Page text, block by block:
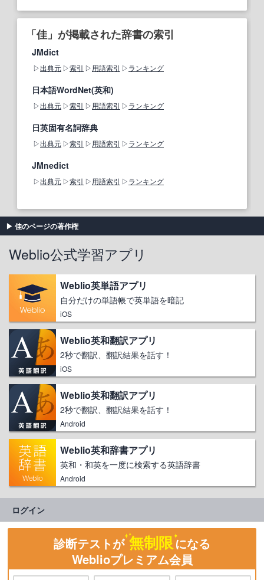
「佳」が掲載された辞書の索引
JMdict
出典元 索引 用語索引 ランキング
日本語WordNet(英和)
出典元 索引 用語索引 ランキング
日英固有名詞辞典
出典元 索引 用語索引 ランキング
JMnedict
出典元 索引 用語索引 ランキング
佳のページの著作権
Weblio公式学習アプリ
Weblio英単語アプリ
自分だけの単語帳で英単語を暗記
iOS
Weblio英和翻訳アプリ
2秒で翻訳、翻訳結果を話す！
iOS
Weblio英和翻訳アプリ
2秒で翻訳、翻訳結果を話す！
Android
Weblio英和辞書アプリ
英和・和英を一度に検索する英語辞書
Android
ログイン
診断テストが 無制限になる
Weblioプレミアム会員